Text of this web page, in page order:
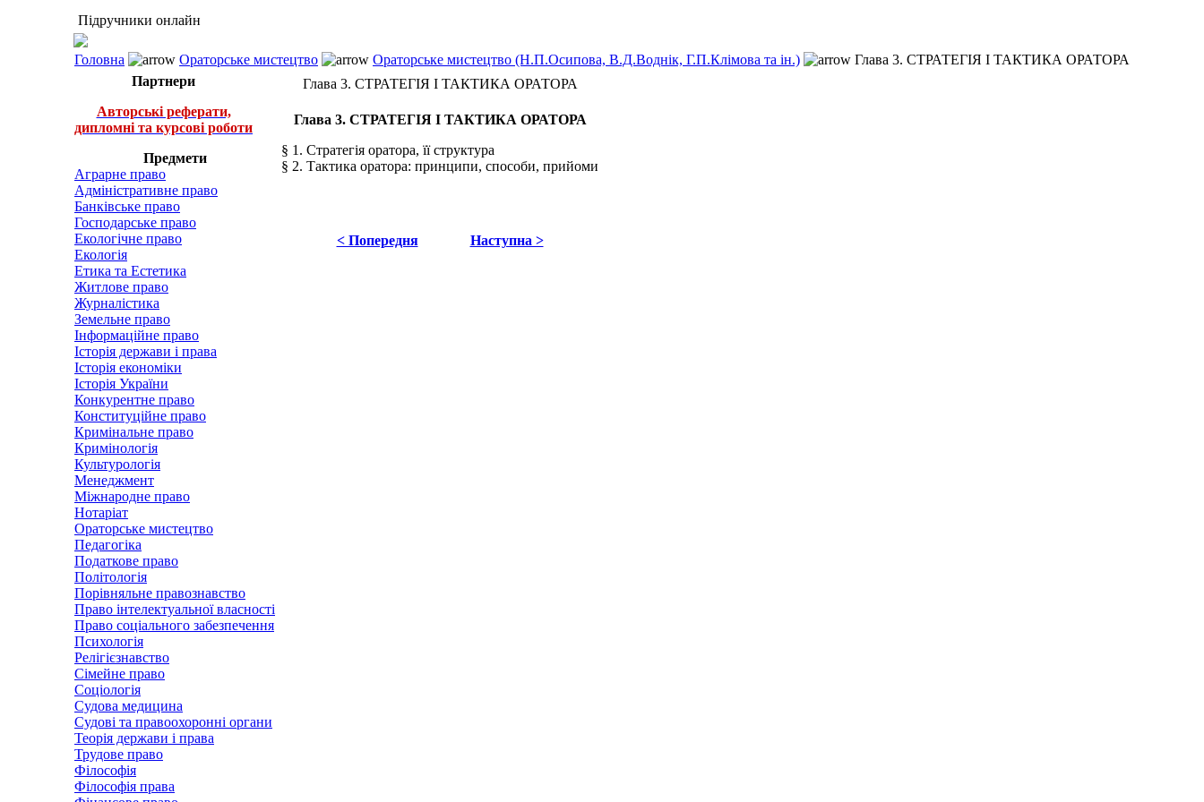
Підручники онлайн
Головна Ораторське мистецтво Ораторське мистецтво (Н.П.Осипова, В.Д.Воднік, Г.П.Клімова та ін.)
Глава 3. СТРАТЕГІЯ І ТАКТИКА ОРАТОРА
Партнери
Авторські реферати,
дипломні та курсові роботи
Предмети
Аграрне право
Адміністративне право
Банківське право
Господарське право
Екологічне право
Екологія
Етика та Естетика
Житлове право
Журналістика
Земельне право
Інформаційне право
Історія держави і права
Історія економіки
Історія України
Конкурентне право
Конституційне право
Кримінальне право
Кримінологія
Культурологія
Менеджмент
Міжнародне право
Нотаріат
Ораторське мистецтво
Педагогіка
Податкове право
Політологія
Порівняльне правознавство
Право інтелектуальної власності
Право соціального забезпечення
Психологія
Релігієзнавство
Сімейне право
Соціологія
Судова медицина
Судові та правоохоронні органи
Теорія держави і права
Трудове право
Філософія
Філософія права
Глава 3. СТРАТЕГІЯ І ТАКТИКА ОРАТОРА
Глава 3. СТРАТЕГІЯ І ТАКТИКА ОРАТОРА
§ 1. Стратегія оратора, її структура
§ 2. Тактика оратора: принципи, способи, прийоми
< Попередня Наступна >